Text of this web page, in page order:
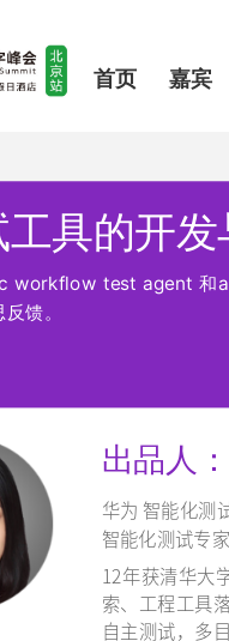
首页 嘉宾
出品人
华为 智能化测
智能化测试专家
12年获清华大
索、工程工具
自主测试，多
具的开发
workflow test agent 和
反馈。